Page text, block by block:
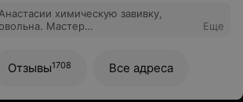
химическую завивку,
Мастер
Еще
Отзывы1708 Все адреса